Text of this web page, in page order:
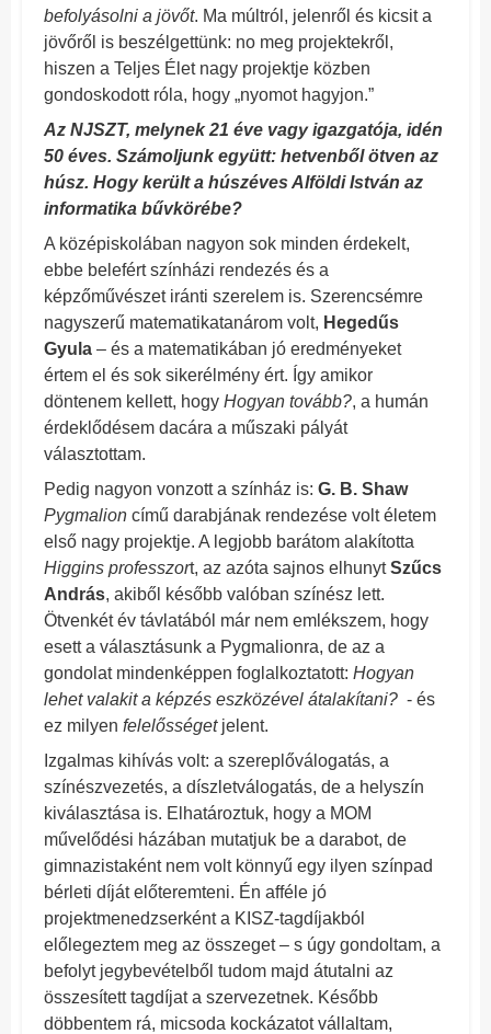
befolyásolni a jövőt. Ma múltról, jelenről és kicsit a
jövőről is beszélgettünk: no meg projektekről,
hiszen a Teljes Élet nagy projektje közben
gondoskodott róla, hogy „nyomot hagyjon.”
Az NJSZT, melynek 21 éve vagy igazgatója, idén
50 éves. Számoljunk együtt: hetvenből ötven az
húsz. Hogy került a húszéves Alföldi István az
informatika bűvkörébe?
A középiskolában nagyon sok minden érdekelt,
ebbe belefért színházi rendezés és a
képzőművészet iránti szerelem is. Szerencsémre
nagyszerű matematikatanárom volt, Hegedűs
Gyula – és a matematikában jó eredményeket
értem el és sok sikerélmény ért. Így amikor
döntenem kellett, hogy Hogyan tovább?, a humán
érdeklődésem dacára a műszaki pályát
választottam.
Pedig nagyon vonzott a színház is: G. B. Shaw
Pygmalion című darabjának rendezése volt életem
első nagy projektje. A legjobb barátom alakította
Higgins professzort, az azóta sajnos elhunytSzűcs
András, akiből később valóban színész lett.
Ötvenkét év távlatából már nem emlékszem, hogy
esett a választásunk a Pygmalionra, de az a
gondolat mindenképpen foglalkoztatott: Hogyan
lehet valakit a képzés eszközével átalakítani? - és
ez milyen felelősségetjelent.
Izgalmas kihívás volt: a szereplőválogatás, a
színészvezetés, a díszletválogatás, de a helyszín
kiválasztása is. Elhatároztuk, hogy a MOM
művelődési házában mutatjuk be a darabot, de
gimnazistaként nem volt könnyű egy ilyen színpad
bérleti díját előteremteni. Én afféle jó
projektmenedzserként a KISZ-tagdíjakból
előlegeztem meg az összeget – s úgy gondoltam, a
befolyt jegybevételből tudom majd átutalni az
összesített tagdíjat a szervezetnek. Később
döbbentem rá, micsoda kockázatot vállaltam,